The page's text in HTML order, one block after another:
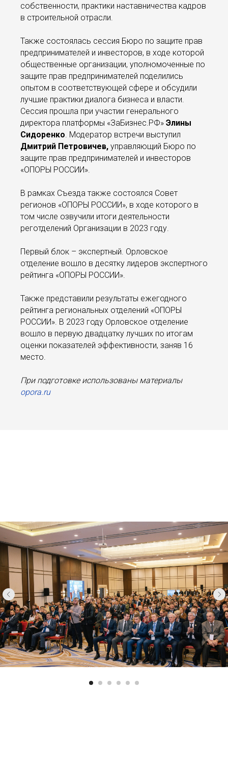
собственности, практики наставничества кадров
в строительной отрасли.
Также состоялась сессия Бюро по защите прав
предпринимателей и инвесторов, в ходе которой
общественные организации, уполномоченные по
защите прав предпринимателей поделились
опытом в соответствующей сфере и обсудили
лучшие практики диалога бизнеса и власти.
Сессия прошла при участии генерального
директора платформы «ЗаБизнес.РФ» Элины
Сидоренко. Модератор встречи выступил
Дмитрий Петровичев, управляющий Бюро по
защите прав предпринимателей и инвесторов
«ОПОРЫ РОССИИ».
В рамках Съезда также состоялся Совет
регионов «ОПОРЫ РОССИИ», в ходе которого в
том числе озвучили итоги деятельности
реготделений Организации в 2023 году.
Первый блок – экспертный. Орловское
отделение вошло в десятку лидеров экспертного
рейтинга «ОПОРЫ РОССИИ».
Также представили результаты ежегодного
рейтинга региональных отделений «ОПОРЫ
РОССИИ». В 2023 году Орловское отделение
вошло в первую двадцатку лучших по итогам
оценки показателей эффективности, заняв 16
место.
При подготовке использованы материалы
opora.ru